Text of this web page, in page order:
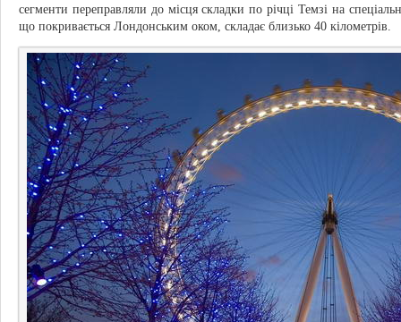
сегменти переправляли до місця складки по річці Темзі на
що покривається Лондонським оком, складає близько 40 кілометрів.